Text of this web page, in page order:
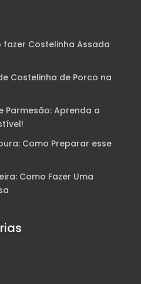
fazer Costelinha Assada
Costelinha de Porco na
Parmesão: Aprenda a
Como Preparar esse
Como Fazer Uma